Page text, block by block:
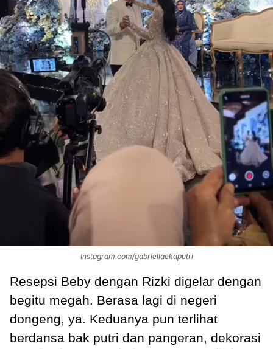
Instagram.com/gabriellaekaputri
Resepsi Beby dengan Rizki digelar dengan
begitu megah. Berasa lagi di negeri
dongeng, ya. Keduanya pun terlihat
berdansa bak putri dan pangeran, dekorasi